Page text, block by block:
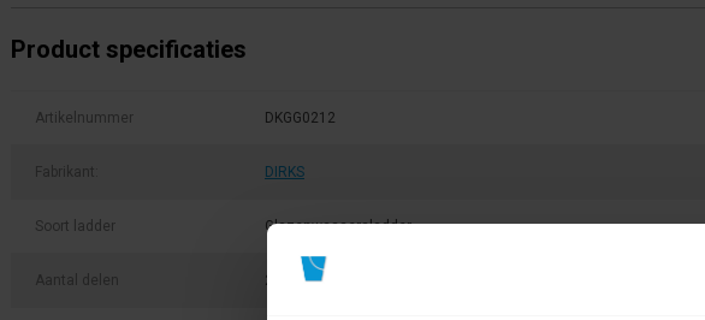
Product specificaties
Artikelnummer DKGG0212
Fabrikant: DIRKS
Soort ladder Glazenwassersladder
Aantal delen 2-delig